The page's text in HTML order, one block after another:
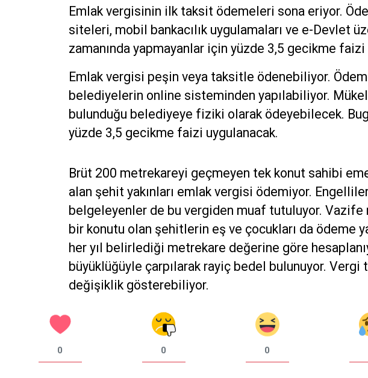
Emlak vergisinin ilk taksit ödemeleri sona eriyor.
siteleri, mobil bankacılık uygulamaları ve e-Devlet
zamanında yapmayanlar için yüzde 3,5 gecikme faizi
Emlak vergisi peşin veya taksitle ödenebiliyor.
belediyelerin online sisteminden yapılabiliyor.
bulunduğu belediyeye fiziki olarak ödeyebilecek.
yüzde 3,5 gecikme faizi uygulanacak.
Brüt 200 metrekareyi geçmeyen tek konut sahibi
alan şehit yakınları emlak vergisi ödemiyor.
belgeleyenler de bu vergiden muaf tutuluyor. Vazife
bir konutu olan şehitlerin eş ve çocukları da ödeme
her yıl belirlediği metrekare değerine göre
büyüklüğüyle çarpılarak rayiç bedel bulunuyor. Vergi
değişiklik gösterebiliyor.
0 0 0